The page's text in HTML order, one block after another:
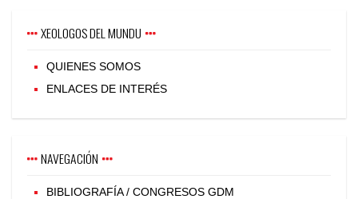
XEOLOGOS DEL MUNDU
QUIENES SOMOS
ENLACES DE INTERÉS
NAVEGACIÓN
BIBLIOGRAFÍA / CONGRESOS GDM